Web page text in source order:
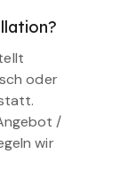
oder
/
wir